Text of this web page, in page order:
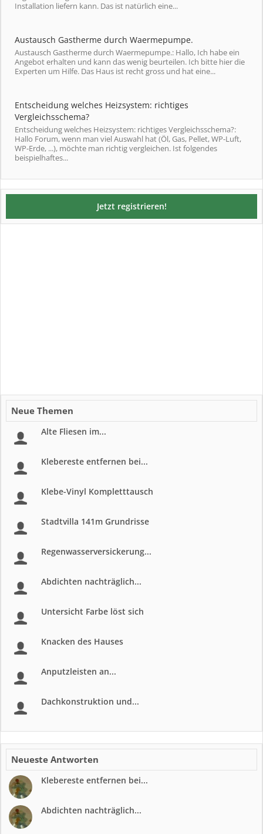
Installation liefern kann. Das ist natürlich eine...
Austausch Gastherme durch Waermepumpe.
Austausch Gastherme durch Waermepumpe.: Hallo, Ich habe ein
Angebot erhalten und kann das wenig beurteilen. Ich bitte hier die
Experten um Hilfe. Das Haus ist recht gross und hat eine...
Entscheidung welches Heizsystem: richtiges
Vergleichsschema?
Entscheidung welches Heizsystem: richtiges Vergleichsschema?:
Hallo Forum, wenn man viel Auswahl hat (Öl, Gas, Pellet, WP-Luft,
WP-Erde, ...), möchte man richtig vergleichen. Ist folgendes
beispielhaftes...
Jetzt registrieren!
Neue Themen
Alte Fliesen im...
Klebereste entfernen bei...
Klebe-Vinyl Kompletttausch
Stadtvilla 141m Grundrisse
Regenwasserversickerung...
Abdichten nachträglich...
Untersicht Farbe löst sich
Knacken des Hauses
Anputzleisten an...
Dachkonstruktion und...
Neueste Antworten
Klebereste entfernen bei...
Abdichten nachträglich...